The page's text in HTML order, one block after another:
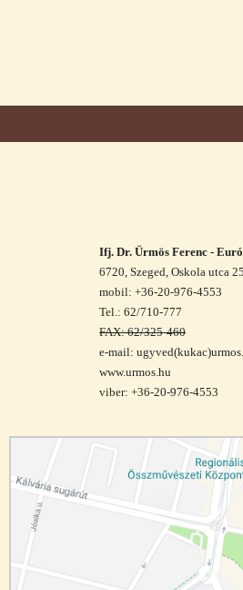
Ifj. Dr. Ürmös Ferenc -
6720, Szeged, Oskola utca 25.
mobil: +36-20-976-4553
Tel.: 62/710-777
FAX: 62/325-460
e-mail:
www.urmos.hu
viber: +36-20-976-4553